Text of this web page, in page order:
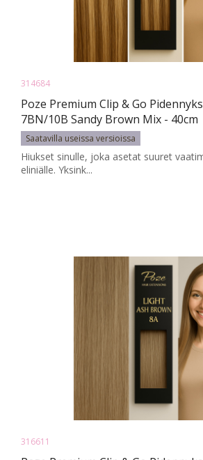
314684
Poze Premium Clip & Go
7BN/10B Sandy Brown Mix - 40cm
Saatavilla useissa versioissa
Hiukset sinulle, joka asetat suuret
eliniälle. Yksink...
316611